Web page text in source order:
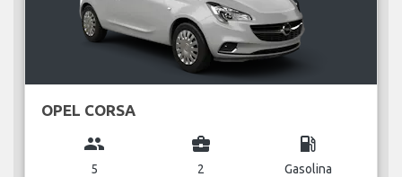
OPEL CORSA
group
5
business_center
2
local_gas_station
Gasolina